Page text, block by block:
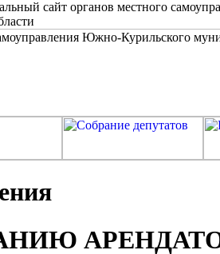
сайт органов местного